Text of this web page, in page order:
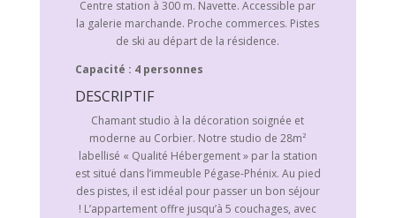
Centre station à 300 m. Navette. Accessible par
la galerie marchande. Proche commerces. Pistes
de ski au départ de la résidence.
Capacité : 4 personnes
DESCRIPTIF
Chamant studio à la décoration soignée et
moderne au Corbier. Notre studio de 28m²
labellisé « Qualité Hébergement » par la station
est situé dans l’immeuble Pégase-Phénix. Au pied
des pistes, il est idéal pour passer un bon séjour
! L’appartement offre jusqu’à 5 couchages, avec